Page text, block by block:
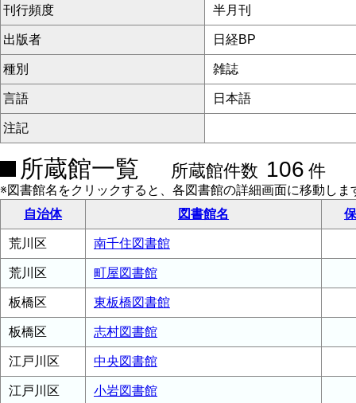
刊行頻度 半月刊
出版者 日経BP
種別 雑誌
言語 日本語
注記
所蔵館一覧 所蔵館件数 106 件
※図書館名をクリックすると、各図書館の詳細画面に移動しま
自治体
図書館名
荒川区 南千住図書館
荒川区 町屋図書館
板橋区 東板橋図書館
板橋区 志村図書館
江戸川区 中央図書館
江戸川区 小岩図書館